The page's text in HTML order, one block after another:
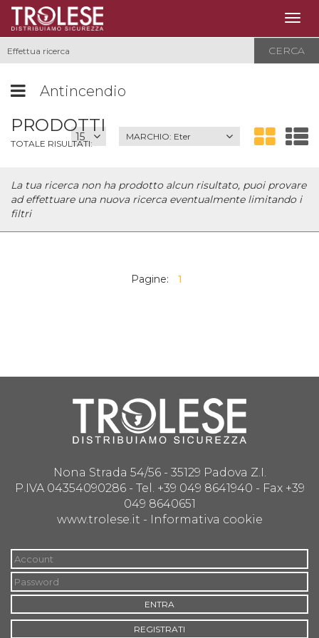
CERCA
Antincendio
MARCHIO: Eter
PRODOTTI
TOTALE RISULTATI:
La tua ricerca non ha prodotto alcun risultato, puoi provare
ad effettuare una nuova ricerca eventualmente limitando i
filtri
Pagine: 1
Nona Strada 54/56 - 35129 Padova Z.I.
P.IVA 04354090286 - Tel. +39 049 8641940 - Fax +39
049 8640651
www.trolese.it - Informativa cookie
ENTRA
REGISTRATI